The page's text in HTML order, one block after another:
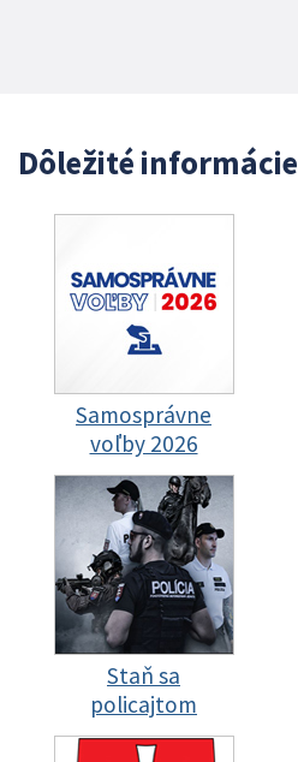
Dôležité informácie
Samosprávne
voľby 2026
Staň sa
policajtom